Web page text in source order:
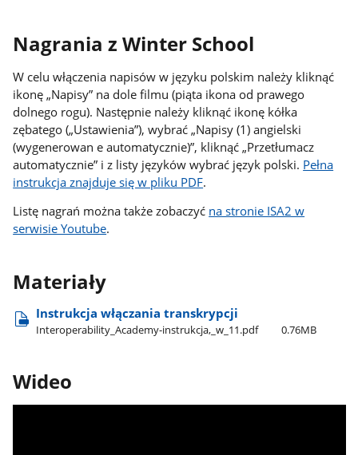
Nagrania z Winter School
W celu włączenia napisów w języku polskim należy kliknąć
ikonę „Napisy” na dole filmu (piąta ikona od prawego
dolnego rogu). Następnie należy kliknąć ikonę kółka
zębatego („Ustawienia”), wybrać „Napisy (1) angielski
(wygenerowan e automatycznie)”, kliknąć „Przetłumacz
automatycznie” i z listy języków wybrać język polski. Pełna
instrukcja znajduje się w pliku PDF.
Listę nagrań można także zobaczyć na stronie ISA2 w
serwisie Youtube.
Materiały
Instrukcja włączania transkrypcji
Interoperability​_Academy-instrukcja,​_w​_11.pdf 0.76MB
Wideo